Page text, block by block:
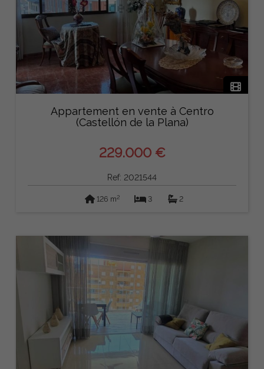
Appartement en vente à Centro
(Castellón de la Plana)
229.000 €
Ref: 2021544
126 m2 3 2